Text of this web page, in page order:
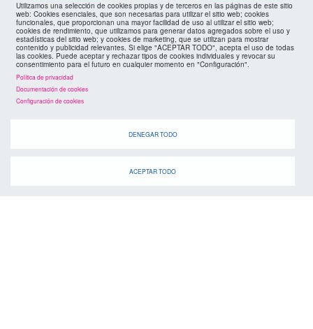
agenda
Utilizamos una selección de cookies propias y de terceros en las páginas de este sitio
web: Cookies esenciales, que son necesarias para utilizar el sitio web; cookies
funcionales, que proporcionan una mayor facilidad de uso al utilizar el sitio web;
cookies de rendimiento, que utilizamos para generar datos agregados sobre el uso y
estadísticas del sitio web; y cookies de marketing, que se utilizan para mostrar
contenido y publicidad relevantes. Si elige "ACEPTAR TODO", acepta el uso de todas
las cookies. Puede aceptar y rechazar tipos de cookies individuales y revocar su
consentimiento para el futuro en cualquier momento en "Configuración".
Política de privacidad
Documentación de cookies
Configuración de cookies
DENEGAR TODO
ACEPTAR TODO